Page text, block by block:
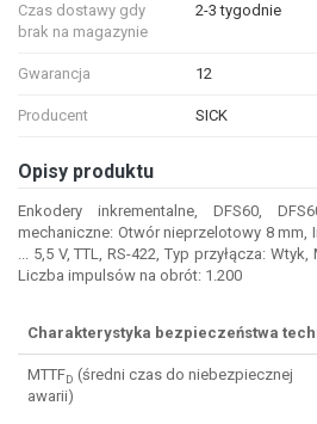
Czas dostawy gdy
brak na magazynie
2-3 tygodnie
Gwarancja 12
Producent SICK
Opisy produktu
Enkodery inkrementalne, DFS60,
mechaniczne: Otwór nieprzelotowy 8 mm,
... 5,5 V, TTL, RS-422, Typ przyłącza:
Liczba impulsów na obrót: 1.200
Charakterystyka bezpieczeństwa
MTTFD (średni czas do niebezpiecznej
awarii)